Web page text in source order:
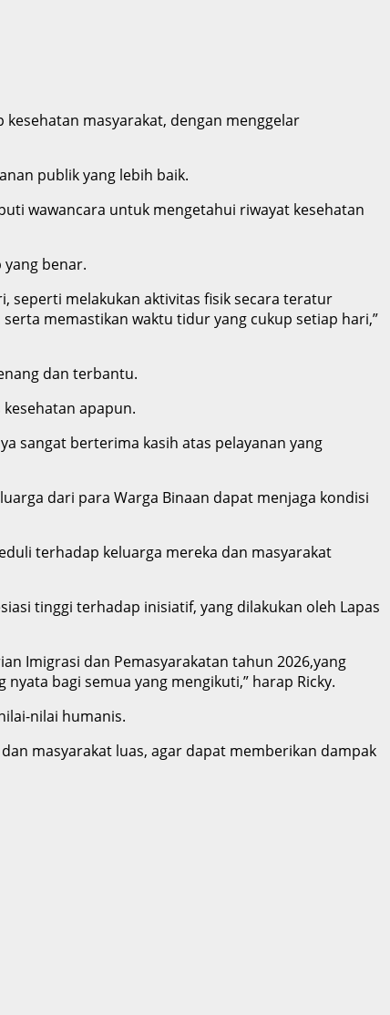
kesehatan masyarakat, dengan menggelar
publik yang lebih baik.
wawancara untuk mengetahui riwayat kesehatan
benar.
seperti melakukan aktivitas fisik secara teratur
memastikan waktu tidur yang cukup setiap hari,”
dan terbantu.
apapun.
sangat berterima kasih atas pelayanan yang
dari para Warga Binaan dapat menjaga kondisi
terhadap keluarga mereka dan masyarakat
tinggi terhadap inisiatif, yang dilakukan oleh Lapas
Imigrasi dan Pemasyarakatan tahun 2026,yang
bagi semua yang mengikuti,” harap Ricky.
nilai humanis.
masyarakat luas, agar dapat memberikan dampak